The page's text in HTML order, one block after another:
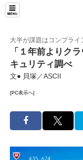
大半が課題はコンプライ
「１年前よりク
キュリティ調べ
文● 貝塚／ASCII
[PC表示へ]